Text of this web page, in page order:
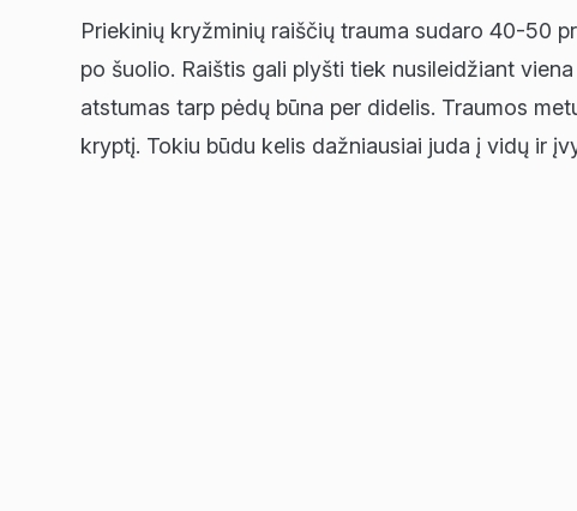
Priekinių kryžminių raiščių trauma sudaro 40-50
po šuolio. Raištis gali plyšti tiek nusileidžiant
atstumas tarp pėdų būna per didelis. Traumos
kryptį. Tokiu būdu kelis dažniausiai juda į vidų ir